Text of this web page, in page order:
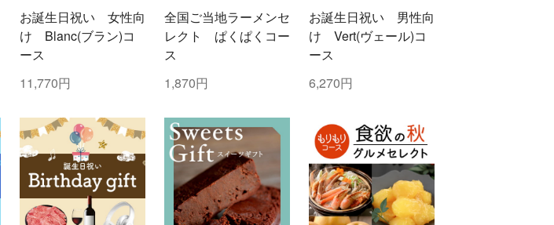
お誕生日祝い 女性向
け Blanc(ブラン)コ
ース
11,770円
全国ご当地ラーメンセ
レクト ぱくぱくコー
ス
1,870円
お誕生日祝い 男性向
け Vert(ヴェール)コ
ース
6,270円